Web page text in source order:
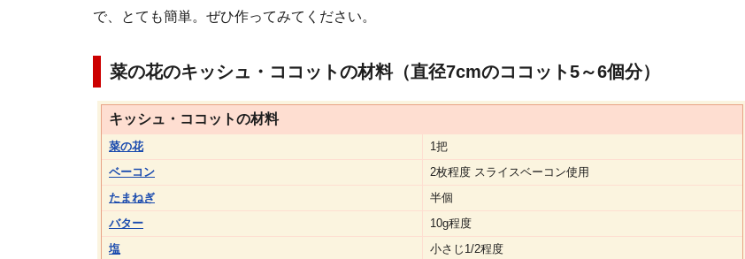
で、とても簡単。ぜひ作ってみてください。
菜の花のキッシュ・ココットの材料（直径7cmのココット5～6個分）
キッシュ・ココットの材料
菜の花
1把
ベーコン
2枚程度 スライスベーコン使用
たまねぎ
半個
バター
10g程度
塩
小さじ1/2程度